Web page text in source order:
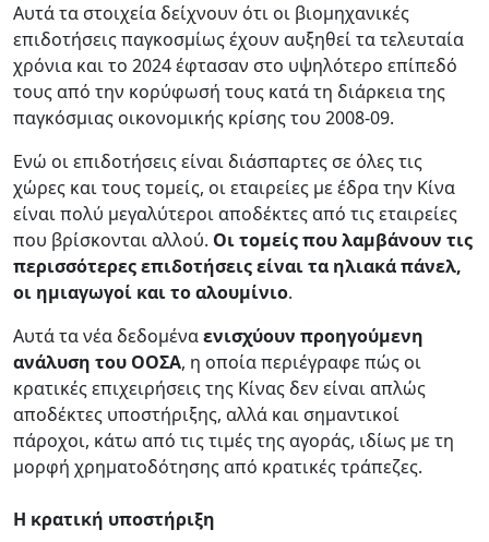
Αυτά τα στοιχεία δείχνουν ότι οι βιομηχανικές
επιδοτήσεις παγκοσμίως έχουν αυξηθεί τα τελευταία
χρόνια και το 2024 έφτασαν στο υψηλότερο επίπεδό
τους από την κορύφωσή τους κατά τη διάρκεια της
παγκόσμιας οικονομικής κρίσης του 2008-09.
Ενώ οι επιδοτήσεις είναι διάσπαρτες σε όλες τις
χώρες και τους τομείς, οι εταιρείες με έδρα την Κίνα
είναι πολύ μεγαλύτεροι αποδέκτες από τις εταιρείες
που βρίσκονται αλλού. Οι τομείς που λαμβάνουν τις
περισσότερες επιδοτήσεις είναι τα ηλιακά πάνελ,
οι ημιαγωγοί και το αλουμίνιο.
Αυτά τα νέα δεδομέναενισχύουν προηγούμενη
ανάλυση του ΟΟΣΑ, η οποία περιέγραφε πώς οι
κρατικές επιχειρήσεις της Κίνας δεν είναι απλώς
αποδέκτες υποστήριξης, αλλά και σημαντικοί
πάροχοι, κάτω από τις τιμές της αγοράς, ιδίως με τη
μορφή χρηματοδότησης από κρατικές τράπεζες.
Η κρατική υποστήριξη